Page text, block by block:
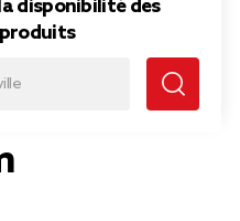
disponibilité des
produits
arc-en-